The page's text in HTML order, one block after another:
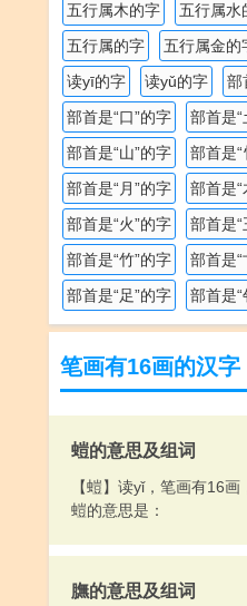
五行属木的字
五行属水
五行属的字
五行属金的
读yī的字
读yǔ的字
部
部首是“口”的字
部首是“
部首是“山”的字
部首是“
部首是“月”的字
部首是“
部首是“火”的字
部首是“
部首是“竹”的字
部首是“
部首是“足”的字
部首是“
笔画有16画的汉字
螘的意思及组词
【螘】读yǐ，笔画有16画
螘的意思是：
膴的意思及组词